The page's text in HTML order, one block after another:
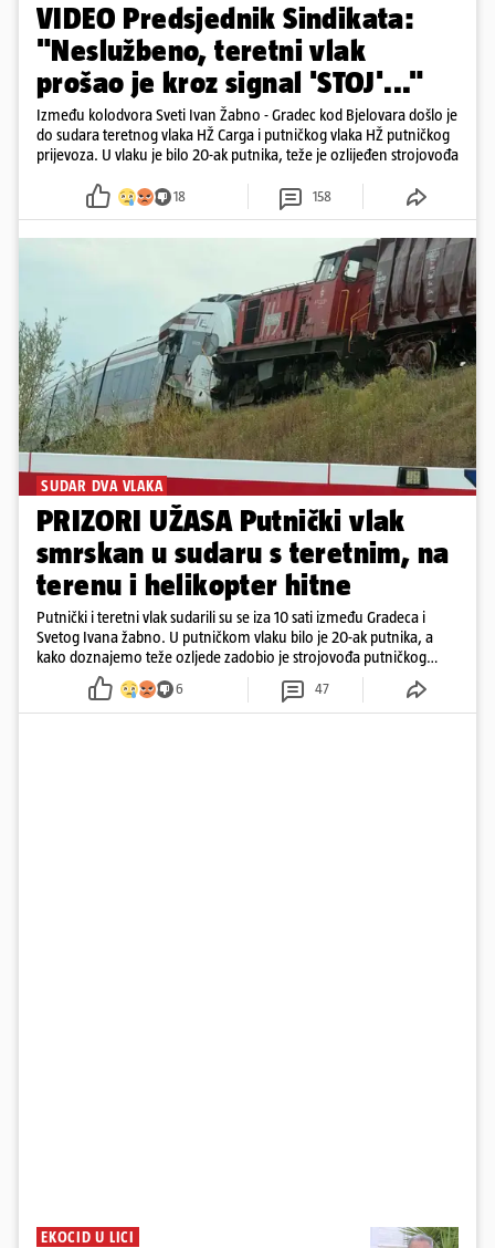
VIDEO Predsjednik Sindikata:
"Neslužbeno, teretni vlak
prošao je kroz signal 'STOJ'..."
Između kolodvora Sveti Ivan Žabno - Gradec kod Bjelovara došlo je
do sudara teretnog vlaka HŽ Carga i putničkog vlaka HŽ putničkog
prijevoza. U vlaku je bilo 20-ak putnika, teže je ozlijeđen strojovođa
18 158
SUDAR DVA VLAKA
PRIZORI UŽASA Putnički vlak
smrskan u sudaru s teretnim, na
terenu i helikopter hitne
Putnički i teretni vlak sudarili su se iza 10 sati između Gradeca i
Svetog Ivana žabno. U putničkom vlaku bilo je 20-ak putnika, a
kako doznajemo teže ozljede zadobio je strojovođa putničkog
vlaka. Zatvoren je promet, a fotoreporteri Prigorskog objavili su
prve snimke s mjesta sudara
6 47
EKOCID U LICI